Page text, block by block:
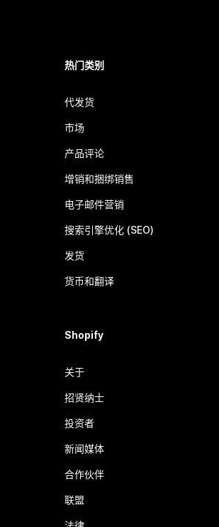
热门类别
代发货
市场
产品评论
增销和捆绑销售
电子邮件营销
搜索引擎优化 (SEO)
发货
货币和翻译
Shopify
关于
招贤纳士
投资者
新闻媒体
合作伙伴
联盟